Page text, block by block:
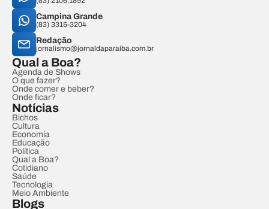
Campina Grande
(83) 3315-3204
Redação
jornalismo@jornaldaparaiba.com.br
Qual a Boa?
Agenda de Shows
O que fazer?
Onde comer e beber?
Onde ficar?
Notícias
Bichos
Cultura
Economia
Educação
Política
Qual a Boa?
Cotidiano
Saúde
Tecnologia
Meio Ambiente
Blogs